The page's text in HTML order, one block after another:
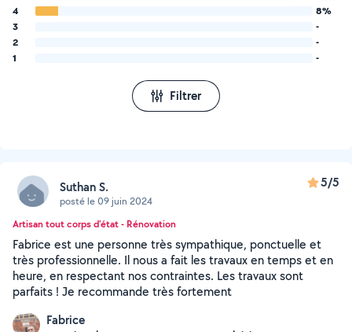
4
8%
3
-
2
-
1
-
Filtrer
Suthan S.
posté le 09 juin 2024
5/5
Artisan tout corps d'état - Rénovation
Fabrice est une personne très sympathique, ponctuelle et
très professionnelle. Il nous a fait les travaux en temps et en
heure, en respectant nos contraintes. Les travaux sont
parfaits ! Je recommande très fortement
Fabrice